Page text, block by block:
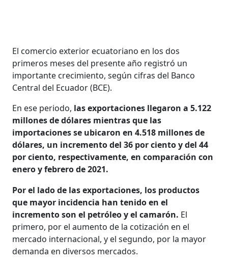
El comercio exterior ecuatoriano en los dos
primeros meses del presente año registró un
importante crecimiento, según cifras del Banco
Central del Ecuador (BCE).
En ese periodo, las exportaciones llegaron a 5.122
millones de dólares mientras que las
importaciones se ubicaron en 4.518 millones de
dólares, un incremento del 36 por ciento y del 44
por ciento, respectivamente, en comparación con
enero y febrero de 2021.
Por el lado de las exportaciones, los productos
que mayor incidencia han tenido en el
incremento son el petróleo y el camarón. El
primero, por el aumento de la cotización en el
mercado internacional, y el segundo, por la mayor
demanda en diversos mercados.